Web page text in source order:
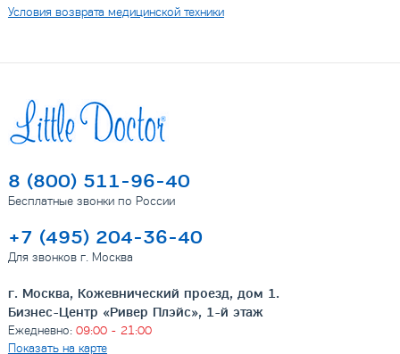
Условия возврата медицинской техники
8 (800) 511-96-40
Бесплатные звонки по России
+7 (495) 204-36-40
Для звонков г. Москва
г. Москва, Кожевнический проезд, дом 1.
Бизнес-Центр «Ривер Плэйс», 1-й этаж
Ежедневно: 09:00 - 21:00
Показать на карте